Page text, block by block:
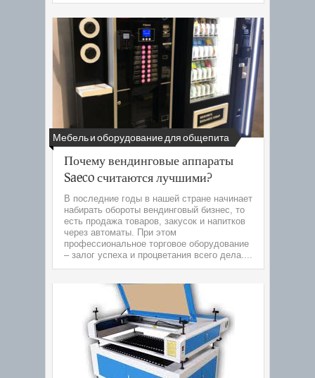
Мебель и оборудование для общепита
Почему вендинговые аппараты
Saeco считаются лучшими?
В последние годы в нашей стране начинает
набирать обороты вендинговый бизнес, то
есть продажа товаров, закусок и напитков
через автоматы. При этом
профессиональное торговое оборудование
– залог успеха и процветания всего дела....